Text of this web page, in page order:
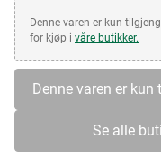
Denne varen er kun
for kjøp i våre butikker.
Denne varen er
Se alle